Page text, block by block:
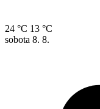
24 °C 13 °C
sobota 8. 8.